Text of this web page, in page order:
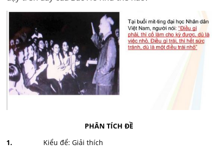
PHÂN TÍCH ĐỀ
1.
Kiểu để: Giải thích